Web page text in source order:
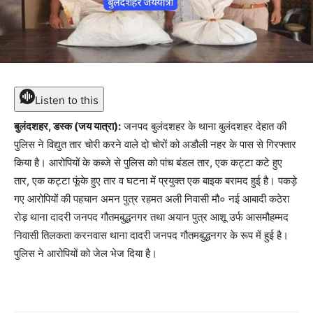
Listen to this
बुलंदशहर, डस्क (जय यात्रा):जनपद बुलंदशहर के थाना बुलंदशहर देहात की
पुलिस ने विद्युत तार चोरी करने वाले दो चोरों को अडौली नहर के पास से गिरफ्तार
किया है। आरोपियों के कब्जे से पुलिस को पांच बंडल तार, एक कट्टा कटे हुए
तार, एक कट्टा फूंके हुए तार व घटना में प्रयुक्त एक बाइक बरामद हुई है। पकड़े
गए आरोपियों की पहचान अमन पुत्र रहमत अली निवासी मौ० नई आबादी कठेरा
रोड़ थाना दादरी जनपद गौतमबुद्धनगर तथा अयान पुत्र आशू उर्फ आसमौहम्मद
निवासी तिलकता करनवास थाना दादरी जनपद गौतमबुद्धनगर के रूप में हुई है।
पुलिस ने आरोपियों को जेल भेज दिया है।